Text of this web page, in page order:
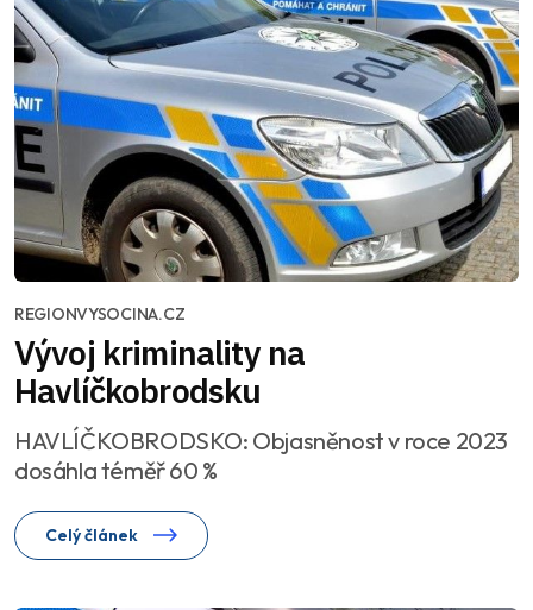
REGIONVYSOCINA.CZ
Vývoj kriminality na
Havlíčkobrodsku
HAVLÍČKOBRODSKO: Objasněnost v roce 2023
dosáhla téměř 60 %
Celý článek